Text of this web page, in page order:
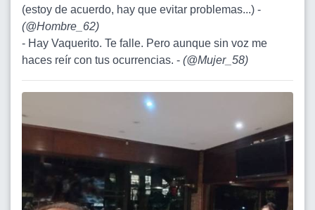
(estoy de acuerdo, hay que evitar problemas...) -
(@Hombre_62)
- Hay Vaquerito. Te falle. Pero aunque sin voz me
haces reír con tus ocurrencias. - (@Mujer_58)